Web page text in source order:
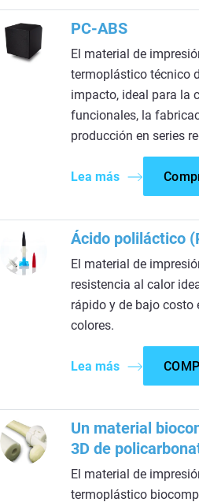
PC-ABS
El material de
termoplástico técnico
impacto, ideal para la
funcionales, la
producción en series
Lea más
Ácido poliláctico
El material de
resistencia al calor
rápido y de bajo
colores.
Lea más
Un material
3D de
El material de
termoplástico